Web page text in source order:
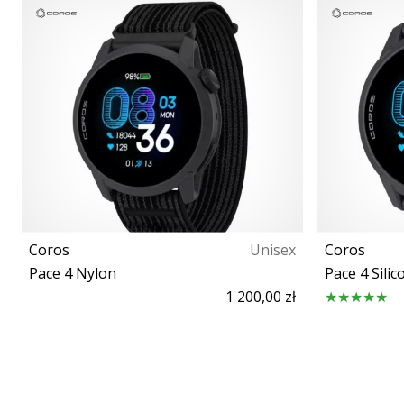
Coros
Unisex
Pace 4 Nylon
1 200,00 zł
Coros
Pace 4